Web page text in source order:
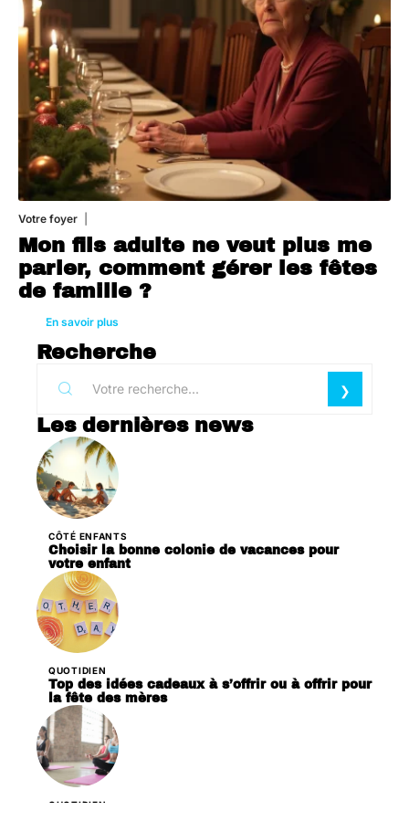
Votre foyer
Mon fils adulte ne veut plus me
parler, comment gérer les fêtes
de famille ?
En savoir plus
Recherche
Les dernières news
CÔTÉ ENFANTS
Choisir la bonne colonie de vacances pour
votre enfant
QUOTIDIEN
Top des idées cadeaux à s’offrir ou à offrir pour
la fête des mères
QUOTIDIEN